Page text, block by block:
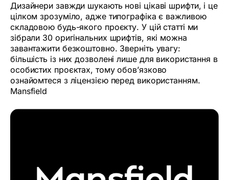
Дизайнери завжди шукають нові цікаві шрифти, і це
цілком зрозуміло, адже типографіка є важливою
складовою будь-якого проєкту. У цій статті ми
зібрали 30 оригінальних шрифтів, які можна
завантажити безкоштовно. Зверніть увагу:
більшість із них дозволені лише для використання в
особистих проєктах, тому обов’язково
ознайомтеся з ліцензією перед використанням.
Mansfield